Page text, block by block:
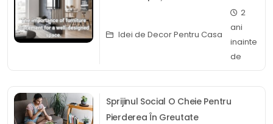
Idei de Decor Pentru Casa
2
ani
inainte
de
Sprijinul Social O Cheie Pentru
Pierderea În Greutate